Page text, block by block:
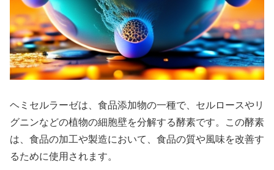
ヘミセルラーゼは、食品添加物の一種で、セルロースやリ
グニンなどの植物の細胞壁を分解する酵素です。この酵素
は、食品の加工や製造において、食品の質や風味を改善す
るために使用されます。